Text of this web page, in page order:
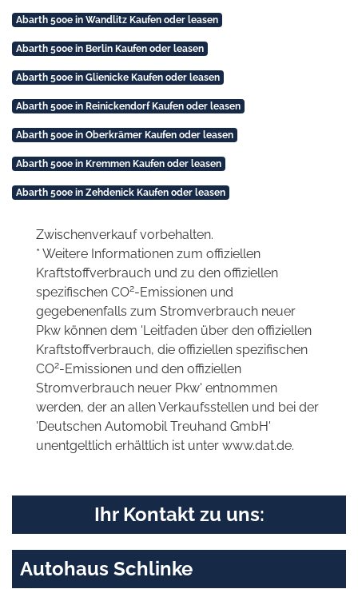
Abarth 500e in Wandlitz Kaufen oder leasen
Abarth 500e in Berlin Kaufen oder leasen
Abarth 500e in Glienicke Kaufen oder leasen
Abarth 500e in Reinickendorf Kaufen oder leasen
Abarth 500e in Oberkrämer Kaufen oder leasen
Abarth 500e in Kremmen Kaufen oder leasen
Abarth 500e in Zehdenick Kaufen oder leasen
Zwischenverkauf vorbehalten.
* Weitere Informationen zum offiziellen
Kraftstoffverbrauch und zu den offiziellen
spezifischen CO2-Emissionen und
gegebenenfalls zum Stromverbrauch neuer
Pkw können dem 'Leitfaden über den offiziellen
Kraftstoffverbrauch, die offiziellen spezifischen
CO2-Emissionen und den offiziellen
Stromverbrauch neuer Pkw' entnommen
werden, der an allen Verkaufsstellen und bei der
'Deutschen Automobil Treuhand GmbH'
unentgeltlich erhältlich ist unter www.dat.de.
Ihr Kontakt zu uns:
Autohaus Schlinke